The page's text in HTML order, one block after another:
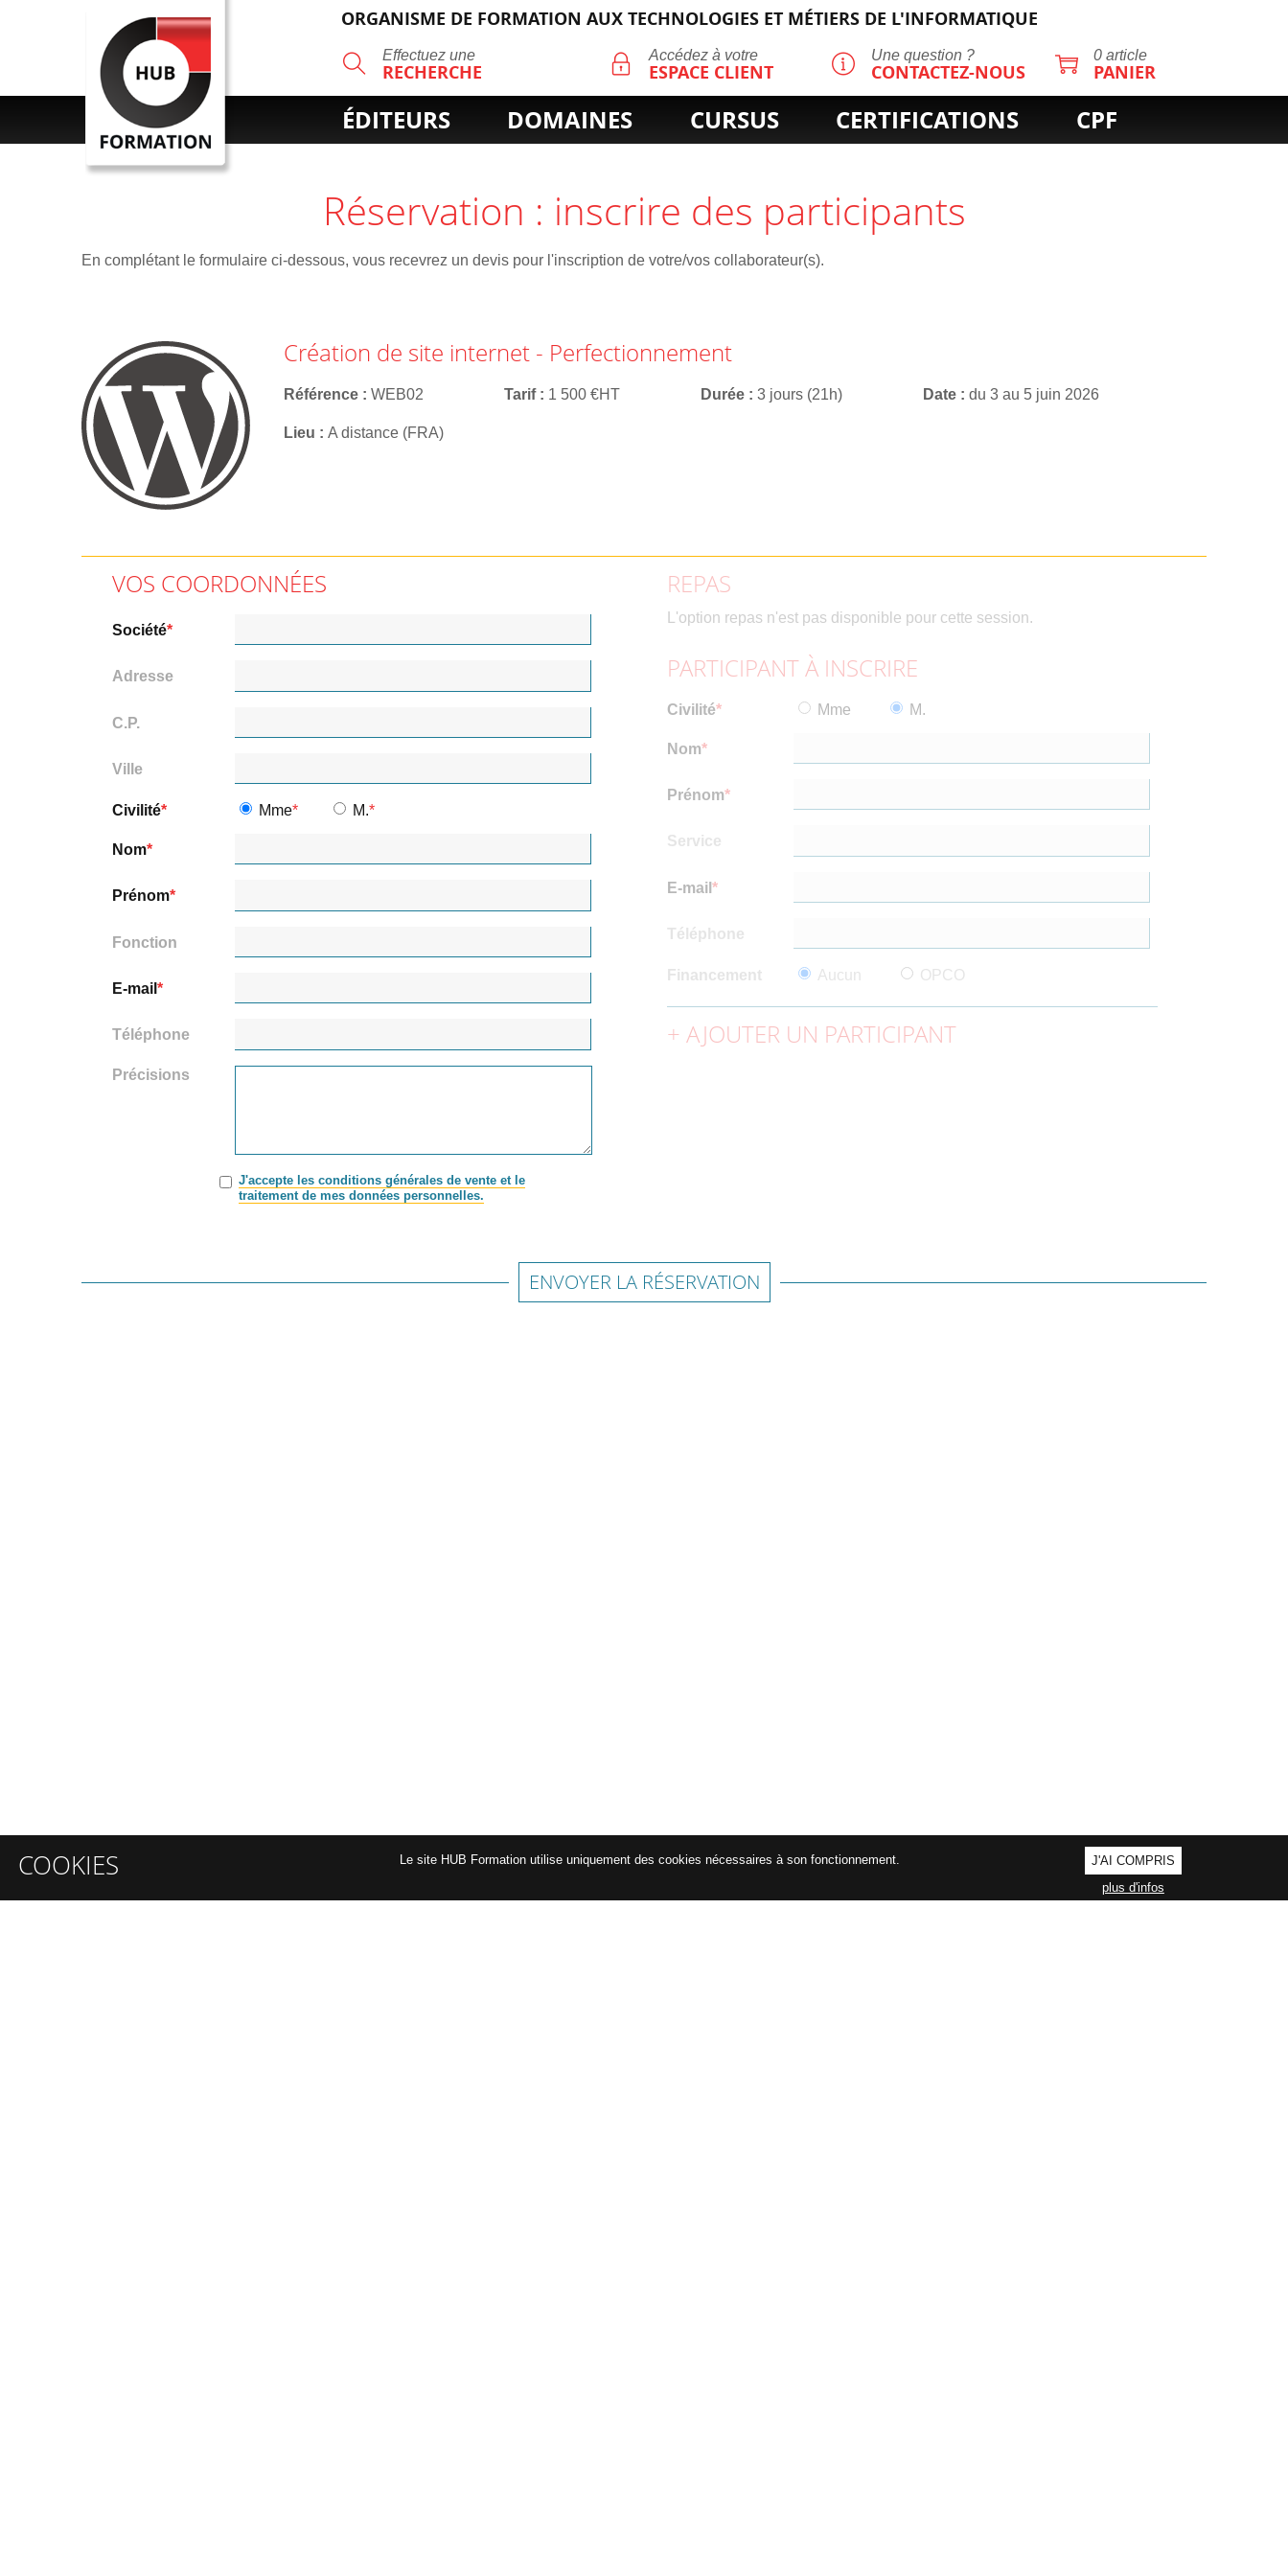
ORGANISME DE FORMATION AUX TECHNOLOGIES ET MÉTIERS DE L'INFORMATIQUE
Effectuez une
RECHERCHE
RECHERCHE Accédez à votre
ESPACE CLIENT
Une question ?
CONTACTEZ-NOUS
0 article
PANIER
ÉDITEURS DOMAINES CURSUS CERTIFICATIONS CPF
Réservation : inscrire des participants
En complétant le formulaire ci-dessous, vous recevrez un devis pour l'inscription de votre/vos collaborateur(s).
Création de site internet - Perfectionnement
Référence WEB02 Tarif 1 500 €HT Durée 3 jours (21h) Date du 3 au 5 juin 2026
Lieu A distance (FRA)
VOS COORDONNÉES
Société
Adresse
C.P.
Ville
Civilité Mme M.
Nom
Prénom
Fonction
E-mail
Téléphone
Précisions
J'accepte les conditions générales de vente et le
traitement de mes données personnelles.
REPAS
L'option repas n'est pas disponible pour cette session.
PARTICIPANT À INSCRIRE
Civilité Mme M.
Nom
Prénom
Service
E-mail
Téléphone
Financement Aucun OPCO
AJOUTER UN PARTICIPANT
ENVOYER LA RÉSERVATION
COOKIES Le site HUB Formation utilise uniquement des cookies nécessaires à son fonctionnement.
J'AI COMPRIS
plus d'infos